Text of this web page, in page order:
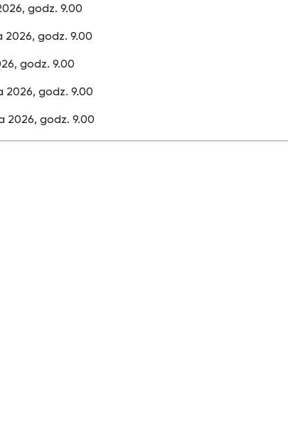
godz. 9.00
2026, godz. 9.00
godz. 9.00
2026, godz. 9.00
2026, godz. 9.00